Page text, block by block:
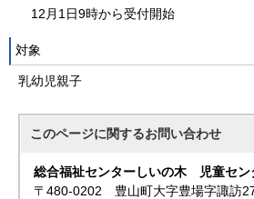
12月1日9時から受付開始
対象
乳幼児親子
このページに関するお問い合わせ
総合福祉センターしいの木 児童セン
〒480-0202 豊山町大字豊場字諏訪